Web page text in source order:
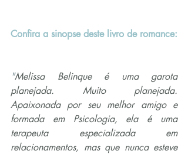
Confira a sinopse deste livro de romance:
"Melissa Belinque é uma garota
planejada. Muito planejada.
Apaixonada por seu melhor amigo e
formada em Psicologia, ela é uma
terapeuta especializada em
relacionamentos, mas que nunca esteve